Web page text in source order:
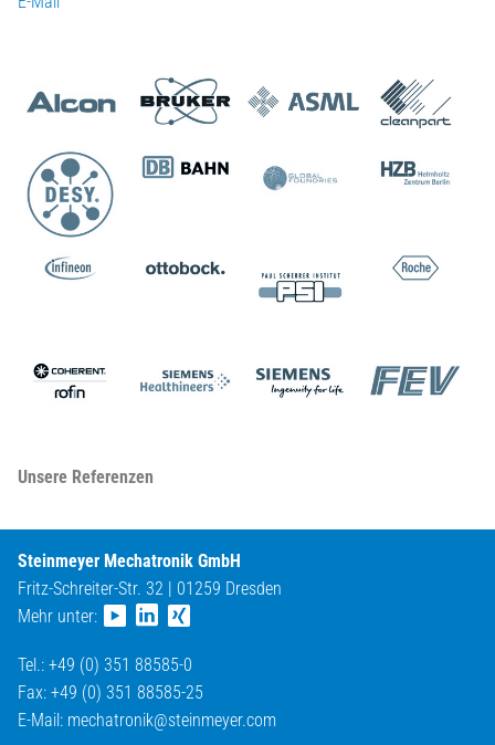
Unsere Referenzen
Steinmeyer Mechatronik GmbH
Fritz-Schreiter-Str. 32 | 01259 Dresden
Mehr unter:
Tel.: +49 (0) 351 88585-0
Fax: +49 (0) 351 88585-25
E-Mail: mechatronik@steinmeyer.com